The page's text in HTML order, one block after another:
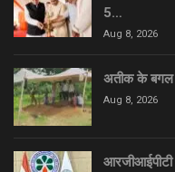
5…
Aug 8, 2026
अतीक के बगल
Aug 8, 2026